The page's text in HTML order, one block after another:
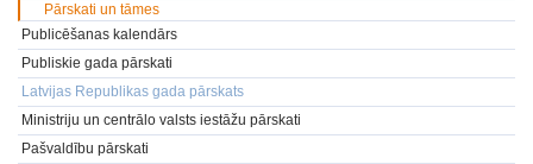
Pārskati un tāmes
Publicēšanas kalendārs
Publiskie gada pārskati
Latvijas Republikas gada pārskats
Ministriju un centrālo valsts iestāžu pārskati
Pašvaldību pārskati